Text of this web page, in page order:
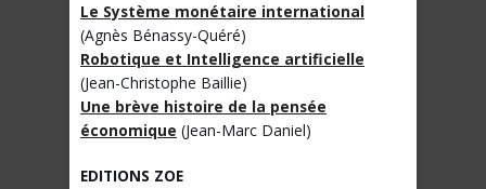
Le Système monétaire international
(Agnès Bénassy-Quéré)
Robotique et Intelligence artificielle
(Jean-Christophe Baillie)
Une brève histoire de la pensée
économique (Jean-Marc Daniel)
EDITIONS ZOE